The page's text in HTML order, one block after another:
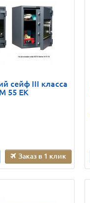
сейф III класса
55 EK
Заказ в 1 клик